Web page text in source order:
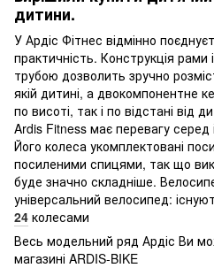
дитини.
У Ардіс Фітнес відмінно
практичність. Конструкція
трубою дозволить зручно
якій дитині, а двокомпонентне
по висоті, так і по відстані від
Ardis Fitness має перевагу серед
Його колеса укомплектовані
посиленими спицями, так що
буде значно складніше.
універсальний велосипед:
24 колесами
Весь модельний ряд Ардіс Ви
магазині ARDIS-BIKE